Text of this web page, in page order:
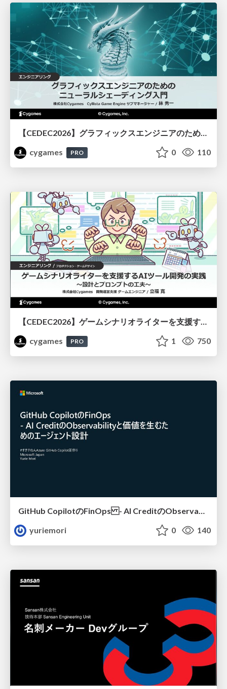
【CEDEC2026】グラフィックスエンジニアのためのニューラルシェーディング入門
cygames
PRO 0 110
【CEDEC2026】ゲームシナリオライターを支援するAIツール開発の実践 ― 設計とプロンプトの工夫 ―
cygames
PRO 1 750
yuriemori
0 140